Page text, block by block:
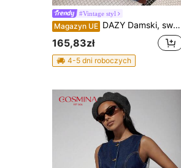
#Vintage styl
Magazyn UE DAZY Damski, swobodny komplet z koszulą, paskiem i kieszenią oraz szerokimi jeansami, wiosna/lato
165,83zł
4-5 dni roboczych